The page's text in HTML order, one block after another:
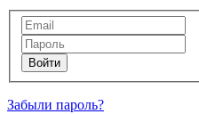
Забыли пароль?